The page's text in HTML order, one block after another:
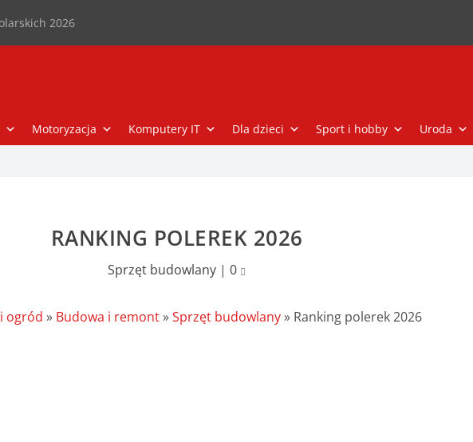
2026
Motoryzacja Komputery IT Dla dzieci Sport i hobby Uroda
RANKING POLEREK 2026
Sprzęt budowlany |0
ogród » Budowa i remont»Sprzęt budowlany» Ranking polerek 2026